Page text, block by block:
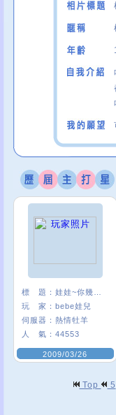
標 題：
玩 家： bebe娃兒
伺服器： 熱情牡羊
人 氣： 44553
2009/03/26
Top 5